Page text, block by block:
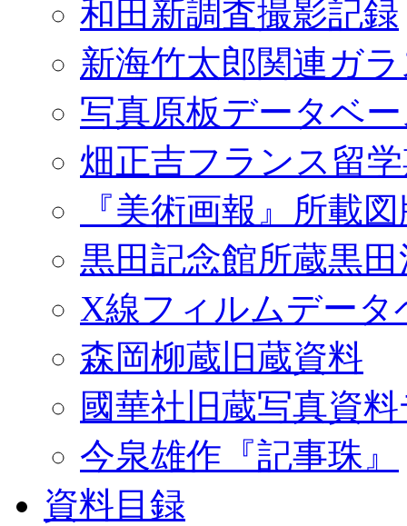
和田新調査撮影記録
新海竹太郎関連ガ
写真原板データベ
畑正吉フランス留
『美術画報』所載
黒田記念館所蔵黒
X線フィルムデータ
森岡柳蔵旧蔵資料
國華社旧蔵写真資
今泉雄作『記事珠』
資料目録